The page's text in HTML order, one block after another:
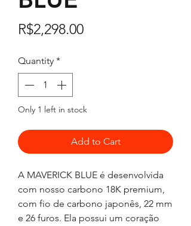
R$2,298.00Price
Quantity *
Only 1 left in stock
Add to Cart
A MAVERICK BLUE é desenvolvida
com nosso carbono 18K premium,
com fio de carbono japonês, 22 mm
e 26 furos. Ela possui um coração